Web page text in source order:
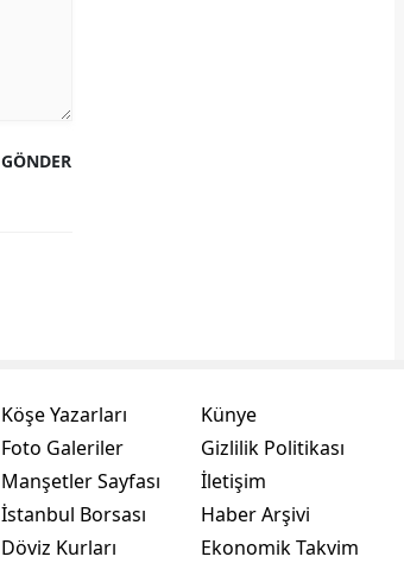
GÖNDER
Köşe Yazarları
Foto Galeriler
Manşetler Sayfası
İstanbul Borsası
Döviz Kurları
Künye
Gizlilik Politikası
İletişim
Haber Arşivi
Ekonomik Takvim